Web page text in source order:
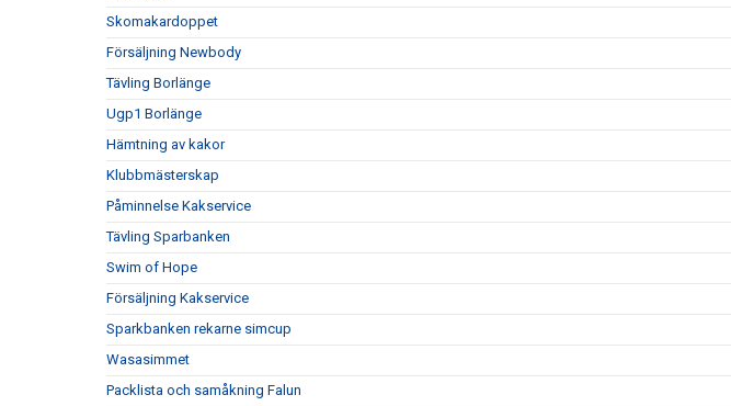
Skomakardoppet
Försäljning Newbody
Tävling Borlänge
Ugp1 Borlänge
Hämtning av kakor
Klubbmästerskap
Påminnelse Kakservice
Tävling Sparbanken
Swim of Hope
Försäljning Kakservice
Sparkbanken rekarne simcup
Wasasimmet
Packlista och samåkning Falun